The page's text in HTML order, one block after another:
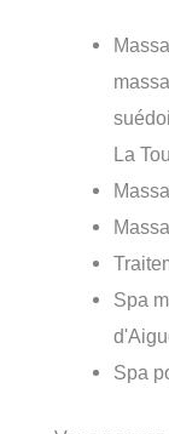
La
Spa
Spa